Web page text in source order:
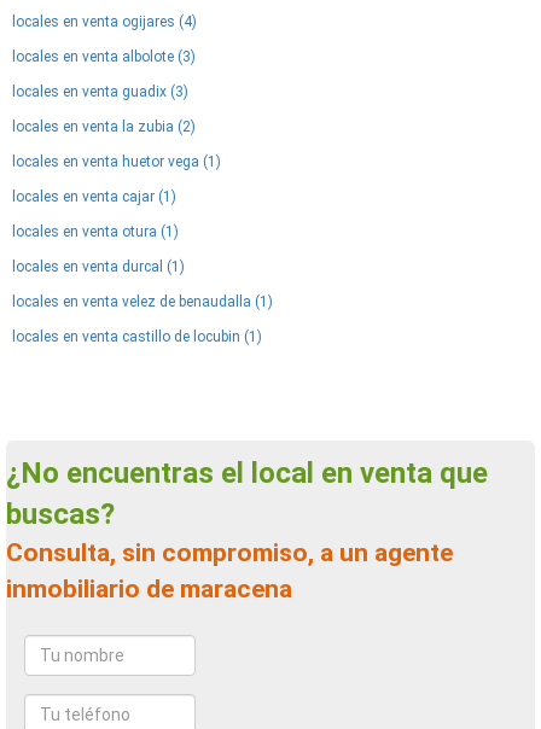
locales en venta ogijares (4)
locales en venta albolote (3)
locales en venta guadix (3)
locales en venta la zubia (2)
locales en venta huetor vega (1)
locales en venta cajar (1)
locales en venta otura (1)
locales en venta durcal (1)
locales en venta velez de benaudalla (1)
locales en venta castillo de locubin (1)
¿No encuentras el local en venta que
buscas?
Consulta, sin compromiso, a un agente
inmobiliario de maracena